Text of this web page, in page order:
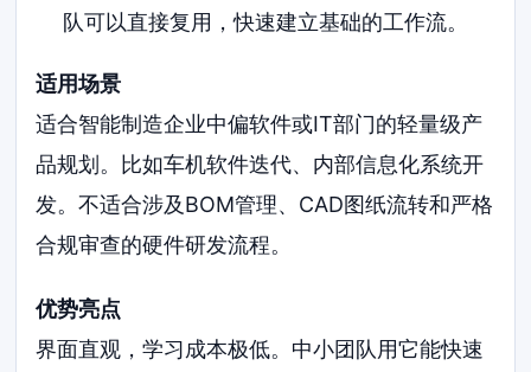
队可以直接复用，快速建立基础的工作流。
适用场景
适合智能制造企业中偏软件或IT部门的轻量级产
品规划。比如车机软件迭代、内部信息化系统开
发。不适合涉及BOM管理、CAD图纸流转和严格
合规审查的硬件研发流程。
优势亮点
界面直观，学习成本极低。中小团队用它能快速